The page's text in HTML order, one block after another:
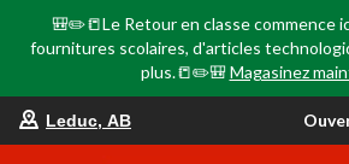
🎒✏️📒Le Retour en classe commence
fournitures scolaires, d'articles
plus.📒✏️🎒 Magasinez
votre
Leduc, AB